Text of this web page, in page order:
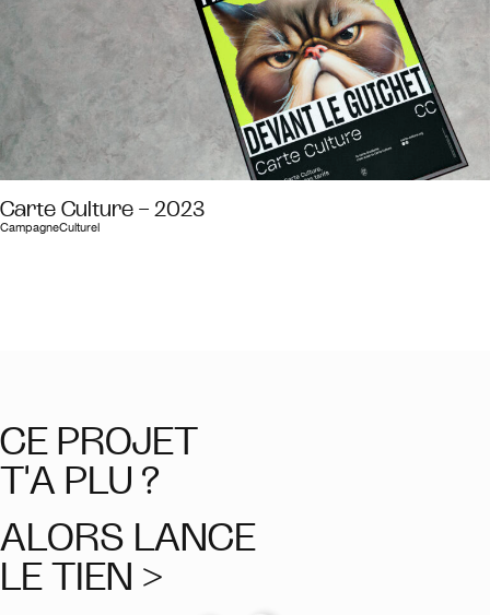
Carte Culture – 2023
CampagneCulturel
CE PROJET
T'A PLU ?
ALORS LANCE
LE TIEN >